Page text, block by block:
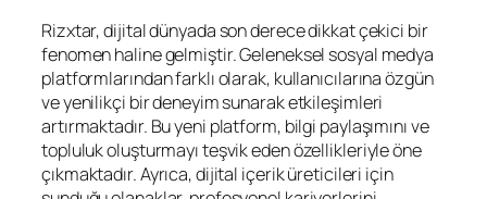
Rizxtar, dijital dünyada son derece dikkat çekici bir
fenomen haline gelmiştir. Geleneksel sosyal medya
platformlarından farklı olarak, kullanıcılarına özgün
ve yenilikçi bir deneyim sunarak etkileşimleri
artırmaktadır. Bu yeni platform, bilgi paylaşımını ve
topluluk oluşturmayı teşvik eden özellikleriyle öne
çıkmaktadır. Ayrıca, dijital içerik üreticileri için